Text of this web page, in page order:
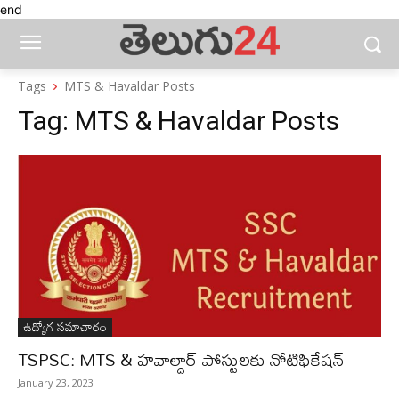
end
Tags MTS & Havaldar Posts
Tag: MTS & Havaldar Posts
ఉద్యోగ సమాచారం
TSPSC: MTS & హవాల్దార్ పోస్టులకు నోటిఫికేషన్
January 23, 2023